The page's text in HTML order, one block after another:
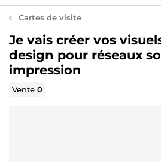
Cartes de visite
Je vais créer vos
design pour réseaux
impression
Vente0